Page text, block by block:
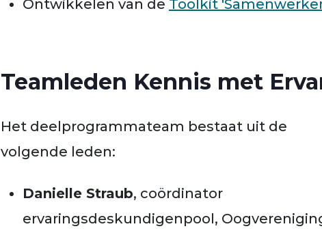
Ontwikkelen van de Toolkit
Teamleden Kennis met
Het deelprogrammateam bestaat uit de
volgende leden:
Danielle Straub, coördinator
ervaringsdeskundigenpool,